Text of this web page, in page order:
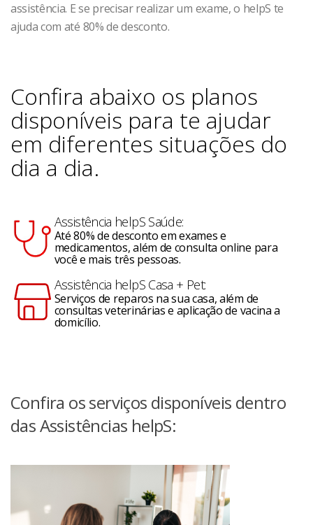
assistência. E se precisar realizar um exame, o helpS te
ajuda com até 80% de desconto.
Confira abaixo os planos
disponíveis para te ajudar
em diferentes situações do
dia a dia.
Assistência helpS Saúde:
Até 80% de desconto em exames e
medicamentos, além de consulta online para
você e mais três pessoas.
Assistência helpS Casa + Pet:
Serviços de reparos na sua casa, além de
consultas veterinárias e aplicação de vacina a
domicílio.
Confira os serviços disponíveis dentro
das Assistências helpS: